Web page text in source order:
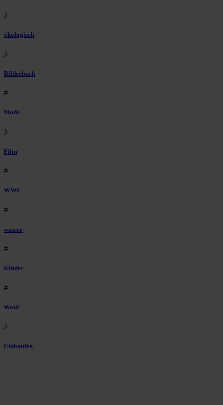
#
ökologisch
#
Bilderbuch
#
Mode
#
Film
#
WWF
#
wasser
#
Kinder
#
Wald
#
Einkaufen